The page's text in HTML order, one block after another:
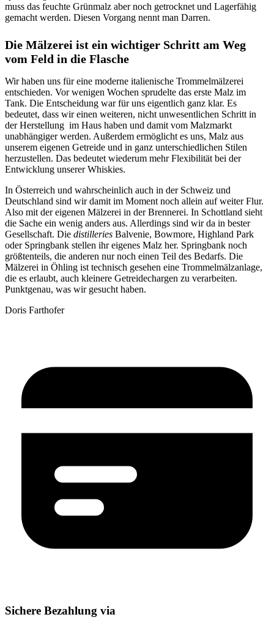
muss das feuchte Grünmalz aber noch getrocknet und Lagerfähig
gemacht werden. Diesen Vorgang nennt man Darren.
Die Mälzerei ist ein wichtiger Schritt am Weg
vom Feld in die Flasche
Wir haben uns für eine moderne italienische Trommelmälzerei
entschieden. Vor wenigen Wochen sprudelte das erste Malz im
Tank. Die Entscheidung war für uns eigentlich ganz klar. Es
bedeutet, dass wir einen weiteren, nicht unwesentlichen Schritt in
der Herstellung im Haus haben und damit vom Malzmarkt
unabhängiger werden. Außerdem ermöglicht es uns, Malz aus
unserem eigenen Getreide und in ganz unterschiedlichen Stilen
herzustellen. Das bedeutet wiederum mehr Flexibilität bei der
Entwicklung unserer Whiskies.
In Österreich und wahrscheinlich auch in der Schweiz und
Deutschland sind wir damit im Moment noch allein auf weiter Flur.
Also mit der eigenen Mälzerei in der Brennerei. In Schottland sieht
die Sache ein wenig anders aus. Allerdings sind wir da in bester
Gesellschaft. Die distilleries Balvenie, Bowmore, Highland Park
oder Springbank stellen ihr eigenes Malz her. Springbank noch
größtenteils, die anderen nur noch einen Teil des Bedarfs. Die
Mälzerei in Öhling ist technisch gesehen eine Trommelmälzanlage,
die es erlaubt, auch kleinere Getreidechargen zu verarbeiten.
Punktgenau, was wir gesucht haben.
Doris Farthofer
Sichere Bezahlung via